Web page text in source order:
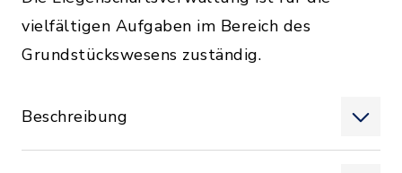
vielfältigen Aufgaben im Bereich des
Grundstückswesens zuständig.
Beschreibung